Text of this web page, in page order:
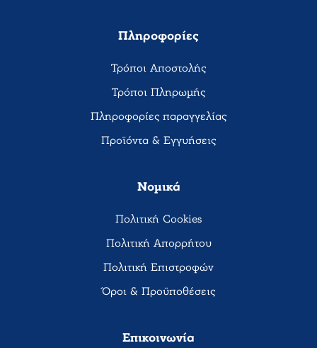
Πληροφορίες
Τρόποι Αποστολής
Τρόποι Πληρωμής
Πληροφορίες παραγγελίας
Προϊόντα & Εγγυήσεις
Νομικά
Πολιτική Cookies
Πολιτική Απορρήτου
Πολιτική Επιστροφών
Όροι & Προϋποθέσεις
Επικοινωνία